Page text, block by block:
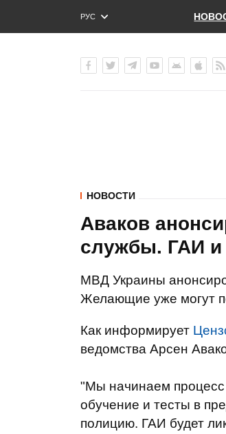
РУС
ENG
НОВОСТИ
Аваков
службы. ГАИ
МВД Украины
Желающие уже могут
Как информирует
ведомства Арсен
"Мы начинаем
обучение и тесты в
полицию. ГАИ будет